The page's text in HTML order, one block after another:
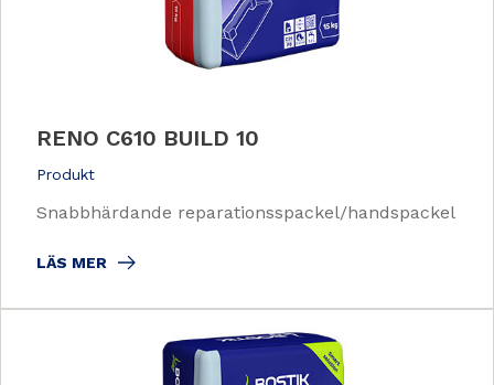
RENO C610 BUILD 10
Produkt
Snabbhärdande reparationsspackel/handspackel
LÄS MER